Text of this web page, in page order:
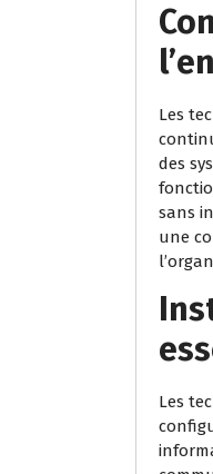
Les
des
sans
une
Les